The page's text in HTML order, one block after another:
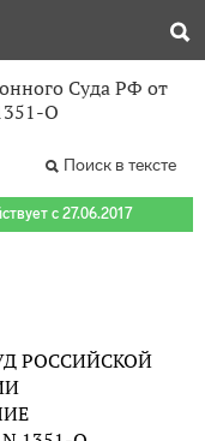
Суда РФ от
О
Поиск в тексте
с 27.06.2017
РОССИЙСКОЙ